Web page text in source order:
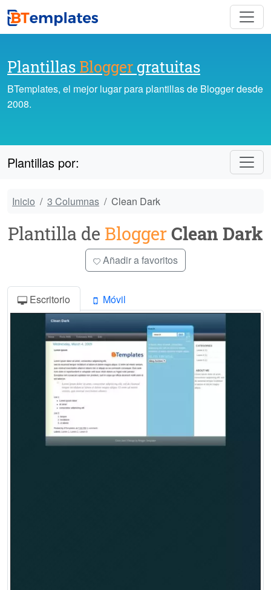
Plantillas Blogger gratuitas
BTemplates, el mejor lugar para plantillas de Blogger desde
2008.
Plantillas por:
Inicio 3 Columnas Clean Dark
Plantilla de BloggerClean Dark
Añadir a favoritos
Escritorio Móvil